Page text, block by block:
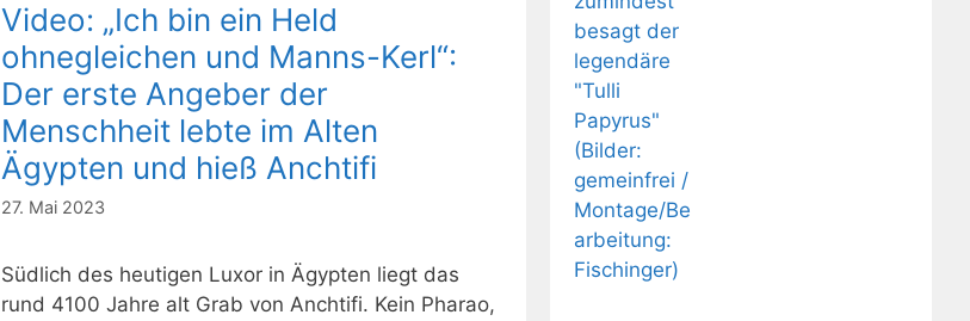
Video: „Ich bin ein Held
ohnegleichen und Manns-Kerl“:
Der erste Angeber der
Menschheit lebte im Alten
Ägypten und hieß Anchtifi
27. Mai 2023
Südlich des heutigen Luxor in Ägypten liegt das
rund 4100 Jahre alt Grab von Anchtifi. Kein Pharao,